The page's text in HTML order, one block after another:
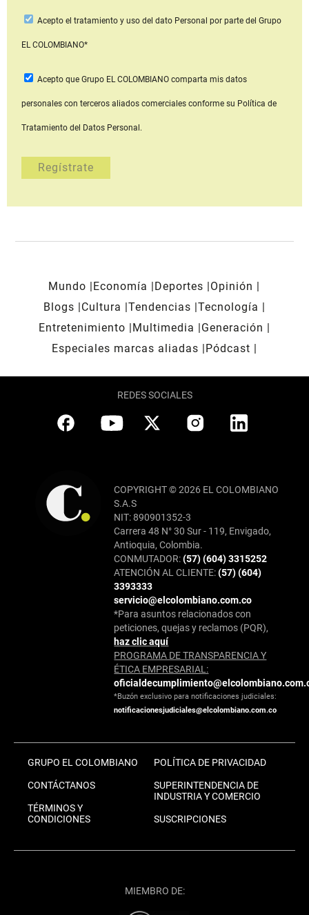
Acepto el tratamiento y uso del dato Personal por parte del Grupo
EL COLOMBIANO*
Acepto que Grupo EL COLOMBIANOcomparta mis datos
personales con terceros aliados comerciales conforme su Política de
Tratamiento del Datos Personal.
Mundo Economía Deportes
Opinión
Blogs
Cultura Tendencias Tecnología
Entretenimiento
Multimedia
Generación
Especiales marcas aliadas
Pódcast
REDES SOCIALES
COPYRIGHT © 2026 EL COLOMBIANO
S.A.S
NIT: 890901352-3
Carrera 48 N° 30 Sur - 119, Envigado,
Antioquia, Colombia.
CONMUTADOR:(57) (604) 3315252
ATENCIÓN AL CLIENTE:(57) (604)
3393333
servicio@elcolombiano.com.co
*Para asuntos relacionados con
peticiones, quejas y reclamos (PQR),
haz clic aquí
PROGRAMA DE TRANSPARENCIA Y
ÉTICA EMPRESARIAL:
*Buzón exclusivo para notificaciones judiciales:
notificacionesjudiciales@elcolombiano.com.co
GRUPO EL COLOMBIANO
CONTÁCTANOS
TÉRMINOS Y
CONDICIONES
POLÍTICA DE PRIVACIDAD
SUPERINTENDENCIA DE
INDUSTRIA Y COMERCIO
SUSCRIPCIONES
MIEMBRO DE: